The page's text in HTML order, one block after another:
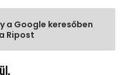
a Google keresőben
Ripost